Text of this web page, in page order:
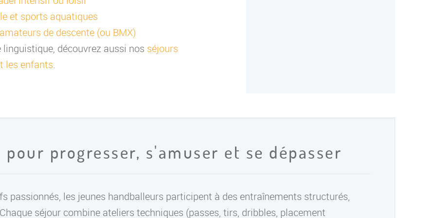
et sports aquatiques
de descente (ou BMX)
découvrez aussi nos séjours
les enfants.
progresser, s'amuser et se dépasser
passionnés, les jeunes handballeurs participent à des entraînements structurés,
séjour combine ateliers techniques (passes, tirs, dribbles, placement